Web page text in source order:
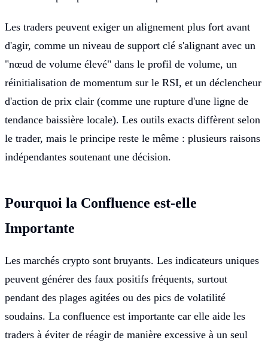
Les traders peuvent exiger un alignement plus fort avant
d'agir, comme un niveau de support clé s'alignant avec un
"nœud de volume élevé" dans le profil de volume, un
réinitialisation de momentum sur le RSI, et un déclencheur
d'action de prix clair (comme une rupture d'une ligne de
tendance baissière locale). Les outils exacts diffèrent selon
le trader, mais le principe reste le même : plusieurs raisons
indépendantes soutenant une décision.
Pourquoi la Confluence est-elle
Importante
Les marchés crypto sont bruyants. Les indicateurs uniques
peuvent générer des faux positifs fréquents, surtout
pendant des plages agitées ou des pics de volatilité
soudains. La confluence est importante car elle aide les
traders à éviter de réagir de manière excessive à un seul